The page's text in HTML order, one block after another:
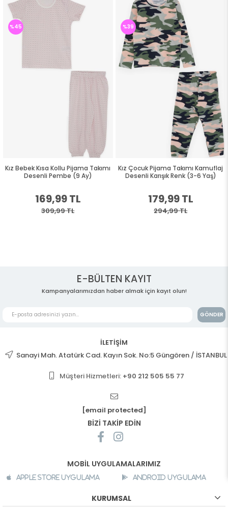
Kız Bebek Kısa Kollu Pijama Takımı
Desenli Pembe (9 Ay)
169,99 TL
309,99 TL
%45
Kız Çocuk Pijama Takımı Kamuflaj
Desenli Karışık Renk (3-6 Yaş)
179,99 TL
294,99 TL
%39
E-BÜLTEN KAYIT
Kampanyalarımızdan haber almak için kayıt olun!
GÖNDER
İLETİŞİM
Sanayi Mah. Atatürk Cad. Kayın Sok. No:5 Güngören / İSTANBUL
Müşteri Hizmetleri: +90 212 505 55 77
[email protected]
BİZİ TAKİP EDİN
MOBİL UYGULAMALARIMIZ
Apple Store Uygulama Android Uygulama
KURUMSAL